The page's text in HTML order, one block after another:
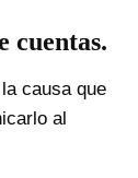
cuentas.
causa que
al